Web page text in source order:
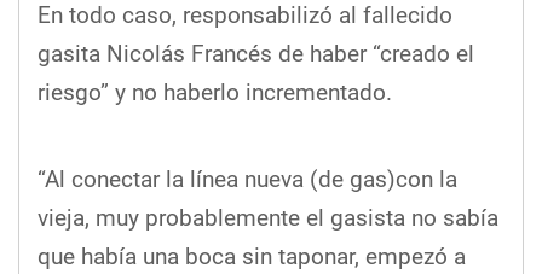
En todo caso, responsabilizó al fallecido
gasita Nicolás Francés de haber “creado el
riesgo” y no haberlo incrementado.
“Al conectar la línea nueva (de gas)con la
vieja, muy probablemente el gasista no sabía
que había una boca sin taponar, empezó a